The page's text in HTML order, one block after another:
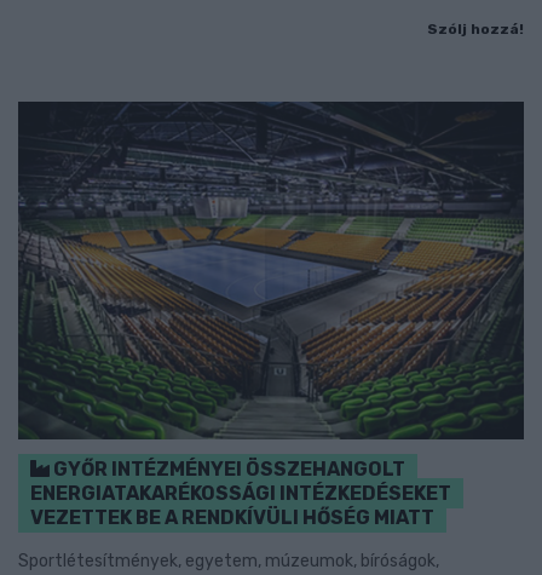
Szólj hozzá!
GYŐR INTÉZMÉNYEI ÖSSZEHANGOLT
ENERGIATAKARÉKOSSÁGI INTÉZKEDÉSEKET
VEZETTEK BE A RENDKÍVÜLI HŐSÉG MIATT
Sportlétesítmények, egyetem, múzeumok, bíróságok,